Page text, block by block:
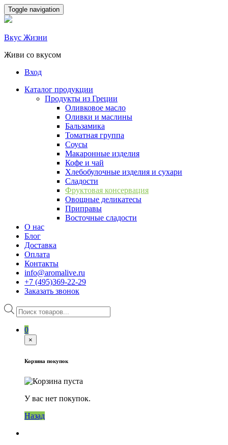
Skip
to
Toggle navigation
Вкус Жизни
Живи со вкусом
Вход
Каталог продукции
Продукты из Греции
Оливковое масло
Оливки и маслины
Бальзамика
Томатная группа
Соусы
Макаронные изделия
Кофе и чай
Хлебобулочные изделия и сухари
Сладости
Фруктовая консервация
Овощные деликатесы
Приправы
Восточные сладости
О нас
Блог
Доставка
Оплата
Контакты
info@aromalive.ru
+7 (495)369-22-29
Заказать звонок
Поиск
товаров
0
×
Корзина покупок
У вас нет покупок.
Назад